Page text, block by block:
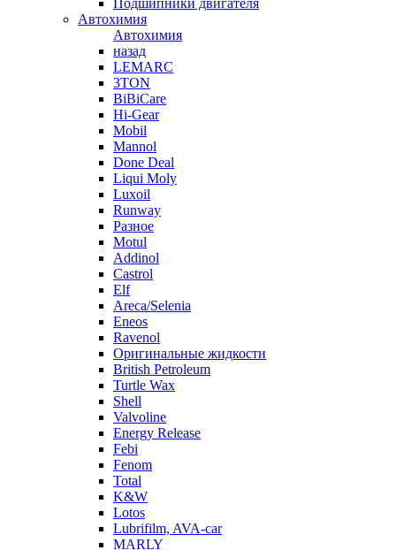
Подшипники двигателя
Автохимия
Автохимия
назад
LEMARC
3TON
BiBiCare
Hi-Gear
Mobil
Mannol
Done Deal
Liqui Moly
Luxoil
Runway
Разное
Motul
Addinol
Castrol
Elf
Areca/Selenia
Eneos
Ravenol
Оригинальные жидкости
British Petroleum
Turtle Wax
Shell
Valvoline
Energy Release
Febi
Fenom
Total
K&W
Lotos
Lubrifilm, AVA-car
MARLY